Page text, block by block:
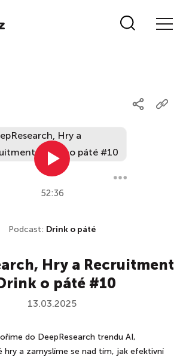
52:36
Podcast: Drink o páté
Hry a Recruitment
Drink o páté #10
13.03.2025
do DeepResearch trendu AI,
hry a zamyslíme se nad tím, jak efektivní